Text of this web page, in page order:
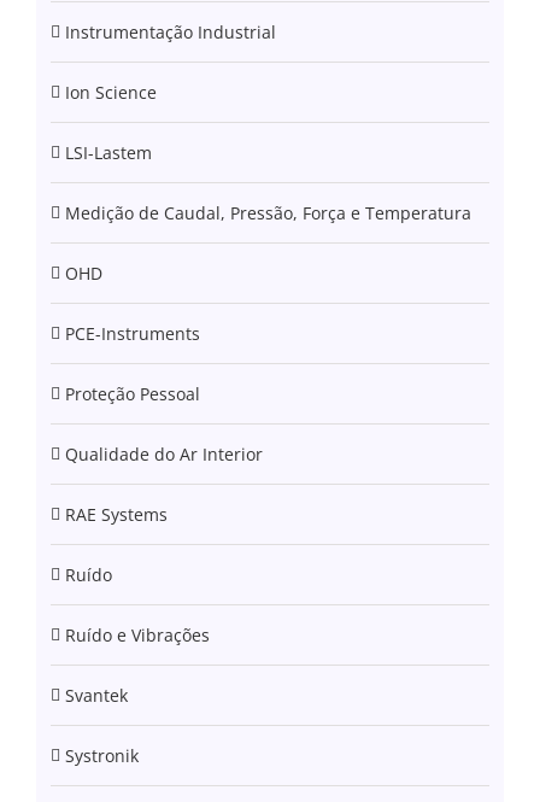
Instrumentação Industrial
Ion Science
LSI-Lastem
Medição de Caudal, Pressão, Força e Temperatura
OHD
PCE-Instruments
Proteção Pessoal
Qualidade do Ar Interior
RAE Systems
Ruído
Ruído e Vibrações
Svantek
Systronik